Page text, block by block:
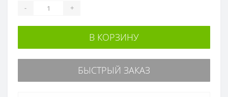
- +
В КОРЗИНУ
БЫСТРЫЙ ЗАКАЗ